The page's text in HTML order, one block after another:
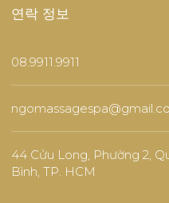
연락 정보
08.9911.9911
44 Cửu Long, Phường 2,
Bình, TP. HCM